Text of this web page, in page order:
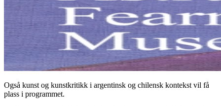
Også kunst og kunstkritikk i argentinsk og chilensk kontekst vil få
plass i programmet.